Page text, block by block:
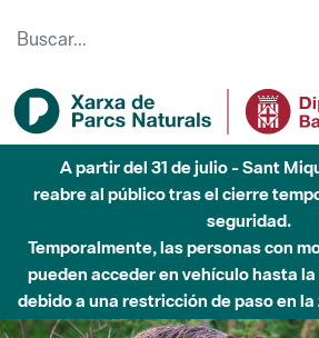
A partir del 31 de julio - Sant
reabre al público tras el cierre
seguridad.
Temporalmente, las personas con
pueden acceder en vehículo hasta
debido a una restricción de paso en